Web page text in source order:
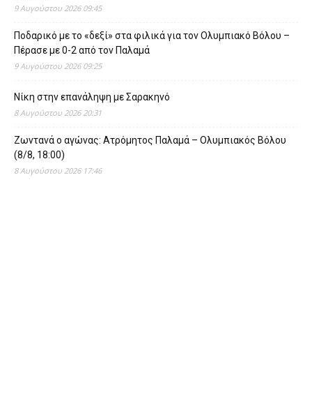
9 Αυγούστου 2026 09:45
Ποδαρικό με το «δεξί» στα φιλικά για τον Ολυμπιακό Βόλου –
Πέρασε με 0-2 από τον Παλαμά
9 Αυγούστου 2026 09:25
Νίκη στην επανάληψη με Σαρακηνό
8 Αυγούστου 2026 20:31
Ζωντανά ο αγώνας: Ατρόμητος Παλαμά – Ολυμπιακός Βόλου
(8/8, 18:00)
8 Αυγούστου 2026 17:46